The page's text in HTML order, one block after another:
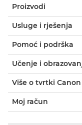
Proizvodi
Usluge i rješenja
Pomoć i podrška
Učenje i
Više o tvrtki Canon
Moj račun